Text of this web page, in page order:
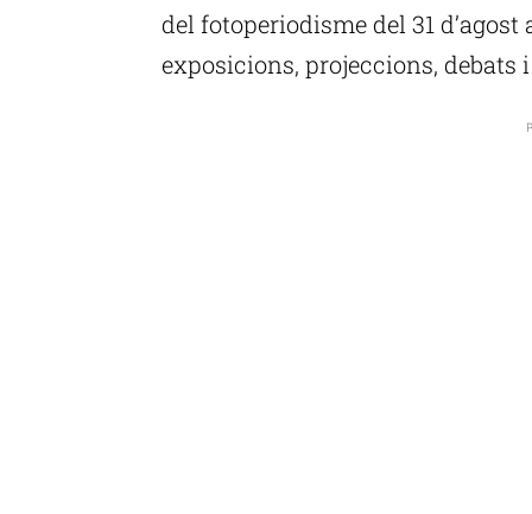
del fotoperiodisme del 31 d’agost
exposicions, projeccions, debats